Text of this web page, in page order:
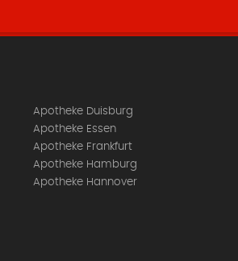
Apotheke Duisburg
Apotheke Essen
Apotheke Frankfurt
Apotheke Hamburg
Apotheke Hannover